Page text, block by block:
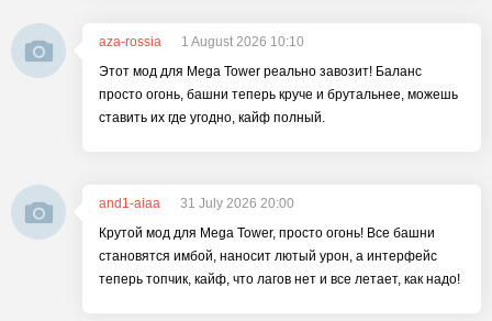
aza-rossia
1 August 2026 10:10
Этот мод для Mega Tower реально завозит! Баланс
просто огонь, башни теперь круче и брутальнее, можешь
ставить их где угодно, кайф полный.
and1-aiaa
31 July 2026 20:00
Крутой мод для Mega Tower, просто огонь! Все башни
становятся имбой, наносит лютый урон, а интерфейс
теперь топчик, кайф, что лагов нет и все летает, как надо!